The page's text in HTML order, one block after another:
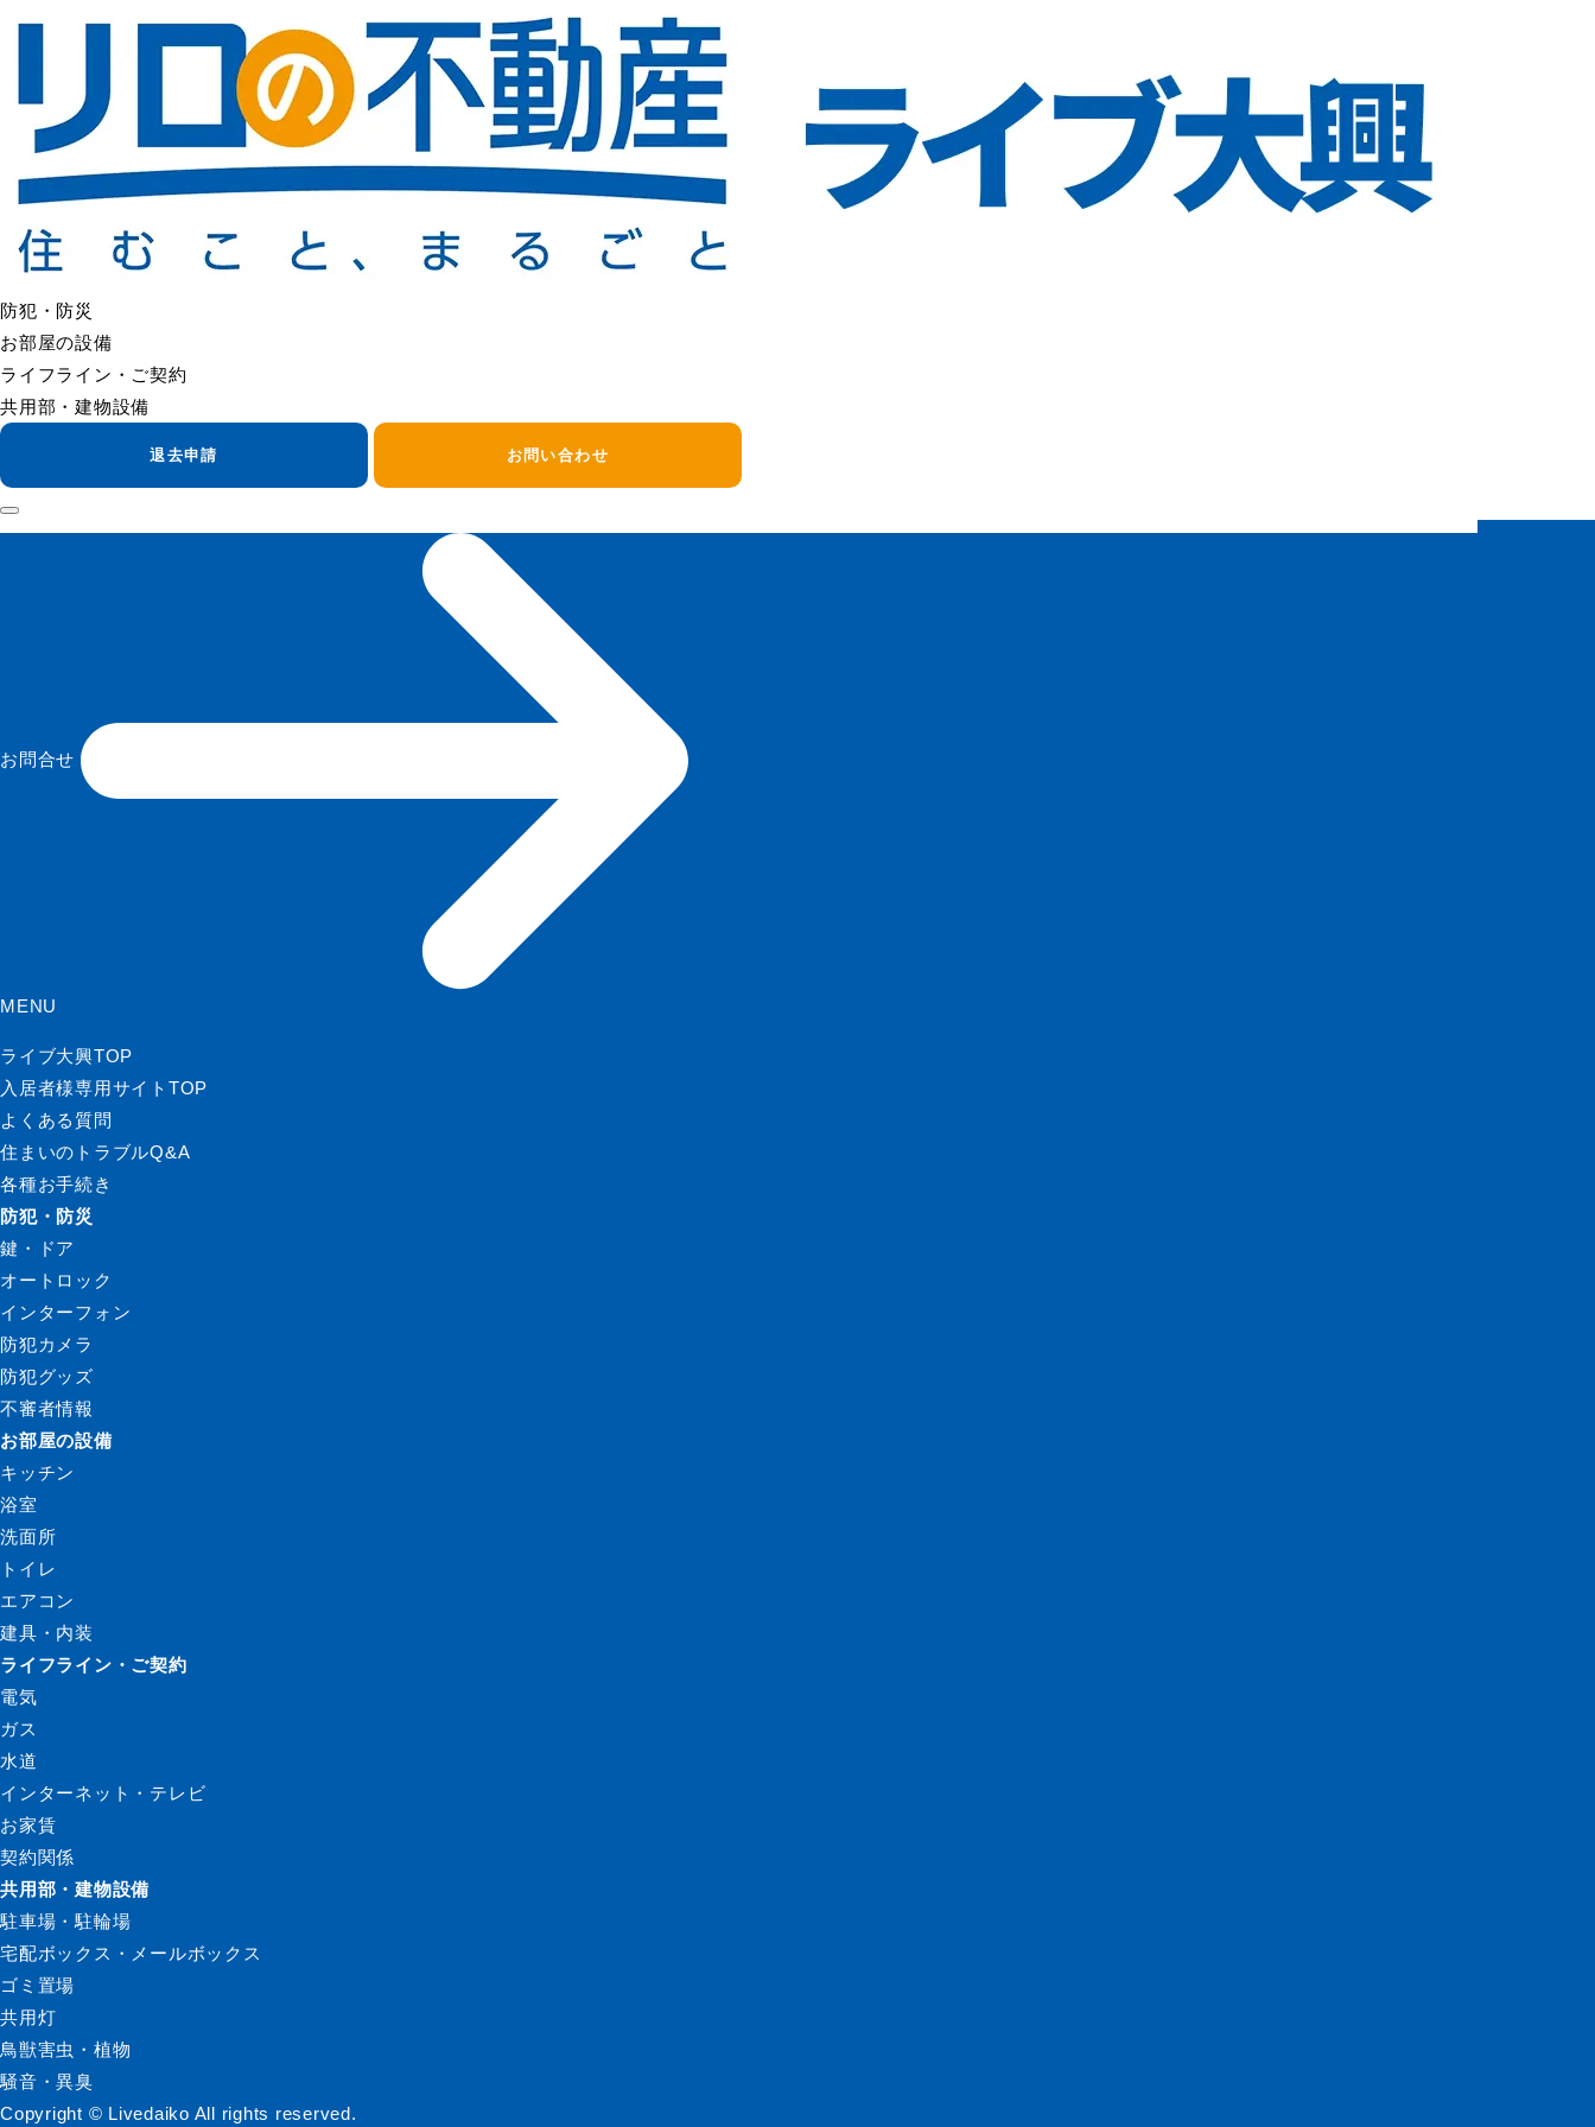
防犯・防災
お部屋の設備
ライフライン・ご契約
共用部・建物設備
退去申請 お問い合わせ
トイレタンク内で「ポタポタ」と水が落ちる音がする
タンク内で水音が続く場合は、タンク内部品（フロート・ゴムフロート等）の劣化やズレにより、水が少しずつ流れ続けている可能性があります。
水道使用量の増加につながることがあるため、管理会社へご連絡ください。
お問合せ
MENU
ライブ大興TOP
入居者様専用サイトTOP
よくある質問
住まいのトラブルQ&A
各種お手続き
防犯・防災
鍵・ドア
オートロック
インターフォン
防犯カメラ
防犯グッズ
不審者情報
お部屋の設備
キッチン
浴室
洗面所
トイレ
エアコン
建具・内装
ライフライン・ご契約
電気
ガス
水道
インターネット・テレビ
お家賃
契約関係
共用部・建物設備
駐車場・駐輪場
宅配ボックス・メールボックス
ゴミ置場
共用灯
鳥獣害虫・植物
騒音・異臭
Copyright © Livedaiko All rights reserved.